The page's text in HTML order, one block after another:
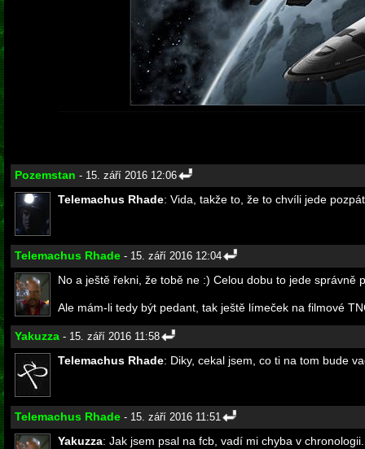
Pozemstan - 15. září 2016 12:06
Telemachus Rhade: Vida, takže to, že to chvíli jede
Telemachus Rhade - 15. září 2016 12:04
No a ještě řekni, že tobě ne :) Celou dobu to jede
Ale mám-li tedy být pedant, tak ještě límeček na filmové
Yakuzza - 15. září 2016 11:58
Telemachus Rhade: Diky, cekal jsem, co ti na tom bude
Telemachus Rhade - 15. září 2016 11:51
Yakuzza: Jak jsem psal na fcb, vadí mi chyba v chronologii.